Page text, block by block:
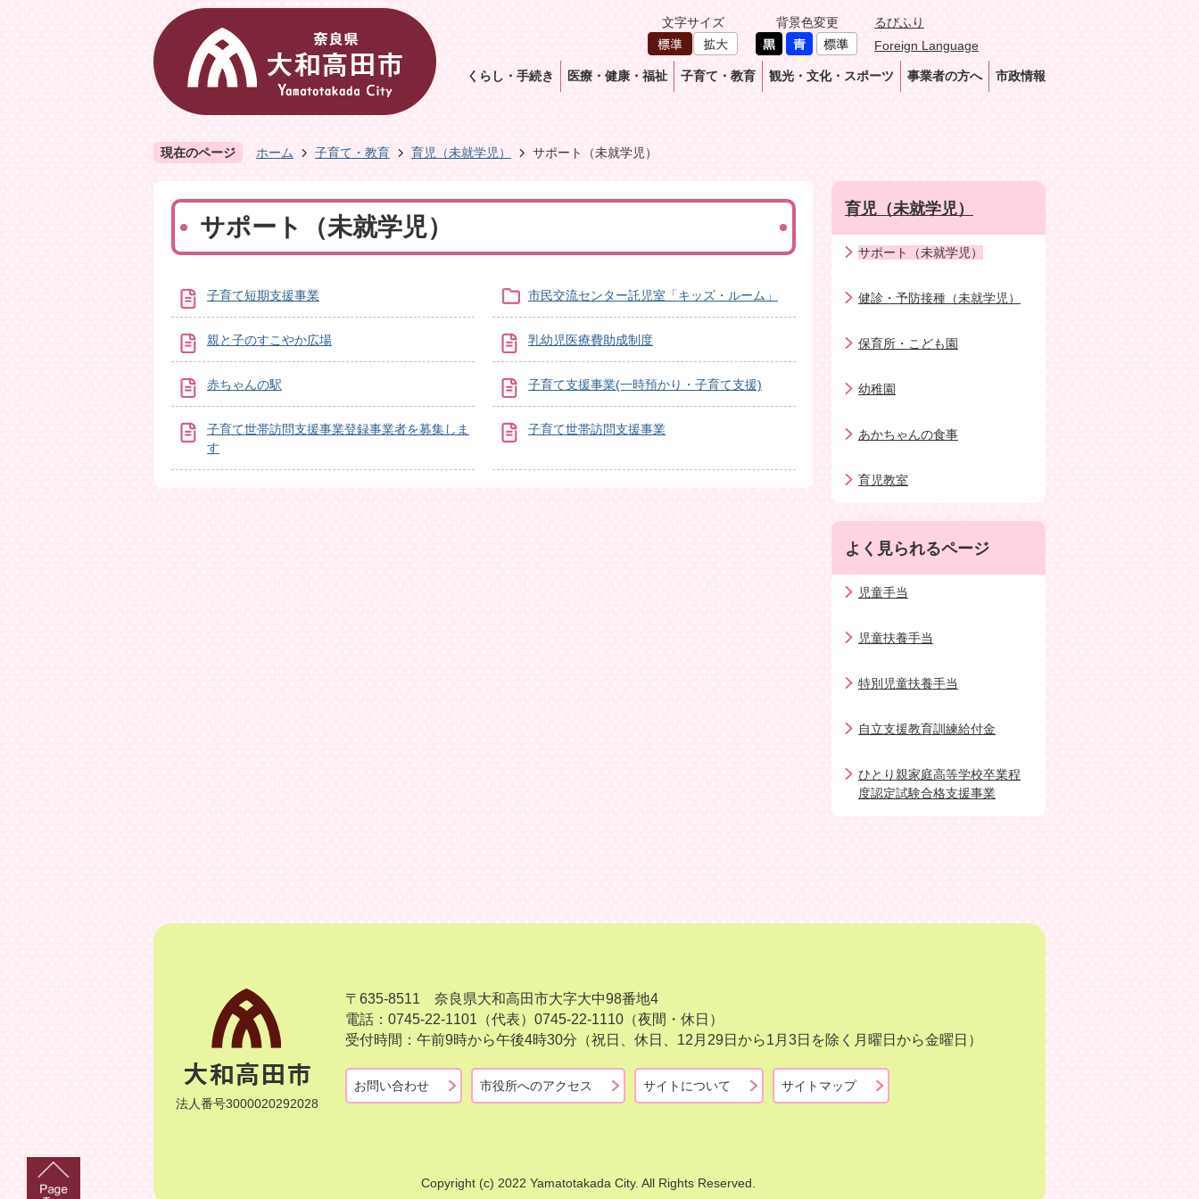
文字サイズ 背景色変更
るびふり
Foreign Language
くらし・手続き 医療・健康・福祉 子育て・教育 観光・文化・スポーツ 事業者の方へ 市政情報
現在のページ ホーム 子育て・教育 育児（未就学児） サポート（未就学児）
サポート（未就学児）
子育て短期支援事業 市民交流センター託児室「キッズ・ルーム」
親と子のすこやか広場 乳幼児医療費助成制度
赤ちゃんの駅 子育て支援事業(一時預かり・子育て支援)
子育て世帯訪問支援事業登録事業者を募集しま
す
子育て世帯訪問支援事業
育児（未就学児）
サポート（未就学児）
健診・予防接種（未就学児）
保育所・こども園
幼稚園
あかちゃんの食事
育児教室
よく見られるページ
児童手当
児童扶養手当
特別児童扶養手当
自立支援教育訓練給付金
ひとり親家庭高等学校卒業程
度認定試験合格支援事業
法人番号3000020292028
〒635-8511 奈良県大和高田市大字大中98番地4
電話：0745-22-1101（代表） 0745-22-1110（夜間・休日）
受付時間：午前9時から午後4時30分（祝日、休日、12月29日から1月3日を除く月曜日から金曜日）
お問い合わせ 市役所へのアクセス サイトについて サイトマップ
Copyright (c) 2022 Yamatotakada City. All Rights Reserved.